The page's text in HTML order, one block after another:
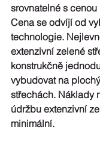
srovnatelné s
Cena se odvíjí od
technologie.
extenzivní zelené
konstrukčně
vybudovat na
střechách. Náklady
údržbu extenzivní
minimální.